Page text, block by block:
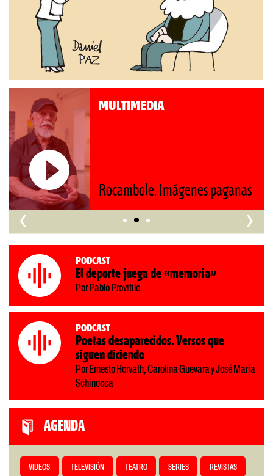
MULTIMEDIA
‹ ›
Podcast
El deporte juega de «memoria»
Por Pablo Provitilo
Podcast
Poetas desaparecidos. Versos que
siguen diciendo
Por Ernesto Horvath, Carolina Guevara y José María
Schinocca
AGENDA
VIDEOS TELEVISIÓN TEATRO SERIES REVISTAS